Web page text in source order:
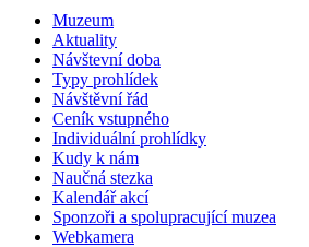
Muzeum
Aktuality
Návštevní doba
Typy prohlídek
Návštěvní řád
Ceník vstupného
Individuální prohlídky
Kudy k nám
Naučná stezka
Kalendář akcí
Sponzoři a spolupracující muzea
Webkamera